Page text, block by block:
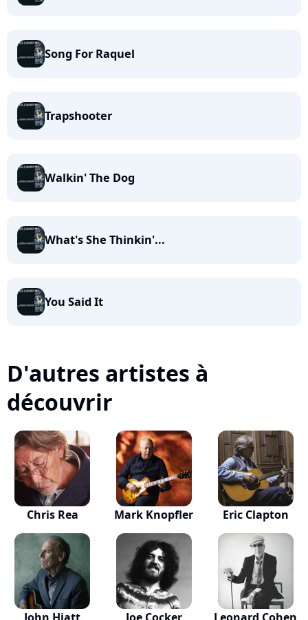
Song For Raquel
Trapshooter
Walkin' The Dog
What's She Thinkin'...
You Said It
D'autres artistes à
découvrir
Chris Rea Mark Knopfler Eric Clapton